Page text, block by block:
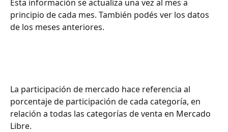
Esta información se actualiza una vez al mes a
principio de cada mes. También podés ver los datos
de los meses anteriores.
La participación de mercado hace referencia al
porcentaje de participación de cada categoría, en
relación a todas las categorías de venta en Mercado
Libre.